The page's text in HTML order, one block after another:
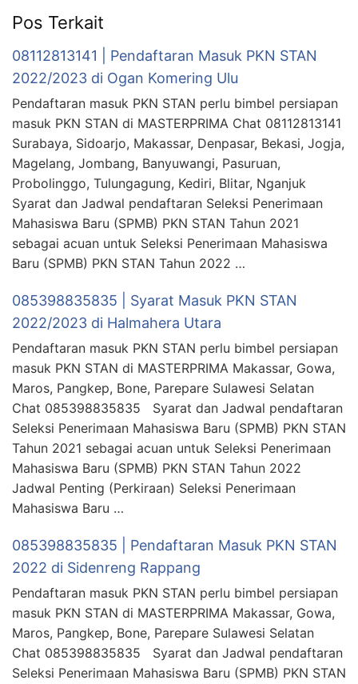
Pos Terkait
08112813141 | Pendaftaran Masuk PKN STAN
2022/2023 di Ogan Komering Ulu
Pendaftaran masuk PKN STAN perlu bimbel persiapan
masuk PKN STAN di MASTERPRIMA Chat 08112813141
Surabaya, Sidoarjo, Makassar, Denpasar, Bekasi, Jogja,
Magelang, Jombang, Banyuwangi, Pasuruan,
Probolinggo, Tulungagung, Kediri, Blitar, Nganjuk
Syarat dan Jadwal pendaftaran Seleksi Penerimaan
Mahasiswa Baru (SPMB) PKN STAN Tahun 2021
sebagai acuan untuk Seleksi Penerimaan Mahasiswa
Baru (SPMB) PKN STAN Tahun 2022 …
085398835835 | Syarat Masuk PKN STAN
2022/2023 di Halmahera Utara
Pendaftaran masuk PKN STAN perlu bimbel persiapan
masuk PKN STAN di MASTERPRIMA Makassar, Gowa,
Maros, Pangkep, Bone, Parepare Sulawesi Selatan
Chat 085398835835 Syarat dan Jadwal pendaftaran
Seleksi Penerimaan Mahasiswa Baru (SPMB) PKN STAN
Tahun 2021 sebagai acuan untuk Seleksi Penerimaan
Mahasiswa Baru (SPMB) PKN STAN Tahun 2022
Jadwal Penting (Perkiraan) Seleksi Penerimaan
Mahasiswa Baru …
085398835835 | Pendaftaran Masuk PKN STAN
2022 di Sidenreng Rappang
Pendaftaran masuk PKN STAN perlu bimbel persiapan
masuk PKN STAN di MASTERPRIMA Makassar, Gowa,
Maros, Pangkep, Bone, Parepare Sulawesi Selatan
Chat 085398835835 Syarat dan Jadwal pendaftaran
Seleksi Penerimaan Mahasiswa Baru (SPMB) PKN STAN